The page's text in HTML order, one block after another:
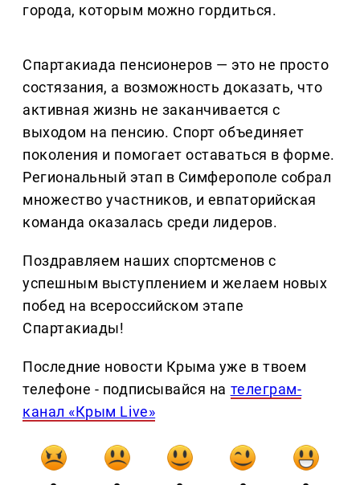
города, которым можно гордиться.
Спартакиада пенсионеров — это не просто
состязания, а возможность доказать, что
активная жизнь не заканчивается с
выходом на пенсию. Спорт объединяет
поколения и помогает оставаться в форме.
Региональный этап в Симферополе собрал
множество участников, и евпаторийская
команда оказалась среди лидеров.
Поздравляем наших спортсменов с
успешным выступлением и желаем новых
побед на всероссийском этапе
Спартакиады!
Последние новости Крыма уже в твоем
телефоне - подписывайся на телеграм-
канал «Крым Live»